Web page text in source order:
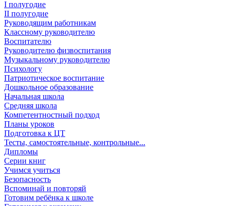
I полугодие
II полугодие
Руководящим работникам
Классному руководителю
Воспитателю
Руководителю физвоспитания
Музыкальному руководителю
Психологу
Патриотическое воспитание
Дошкольное образование
Начальная школа
Средняя школа
Компетентностный подход
Планы уроков
Подготовка к ЦТ
Тесты, самостоятельные, контрольные...
Дипломы
Серии книг
Учимся учиться
Безопасность
Вспоминай и повторяй
Готовим ребёнка к школе